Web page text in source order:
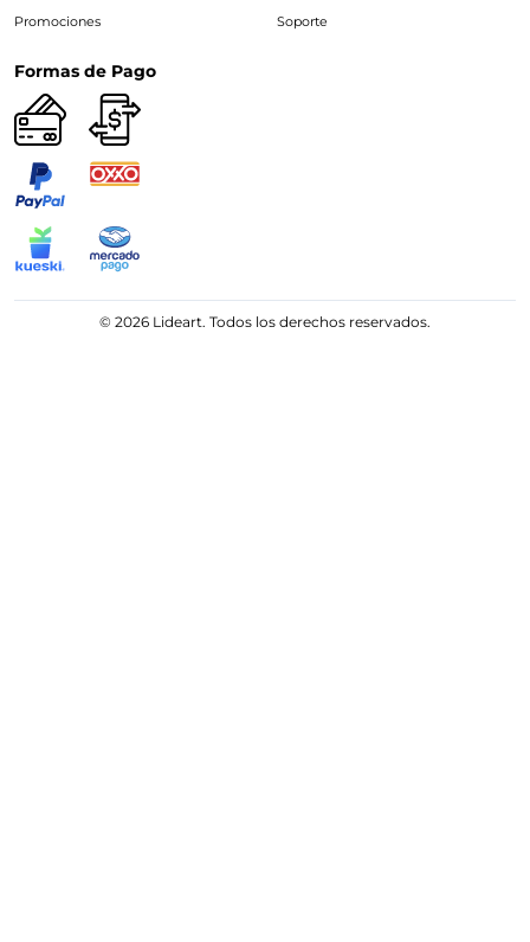
Promociones
Soporte
Formas de Pago
© 2026 Lideart. Todos los derechos reservados.